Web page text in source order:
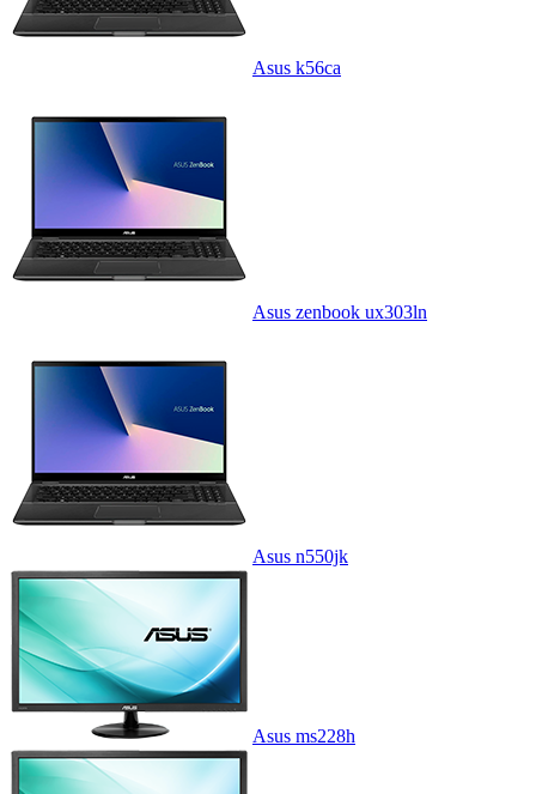
Asus k56ca
Asus zenbook ux303ln
Asus n550jk
Asus ms228h